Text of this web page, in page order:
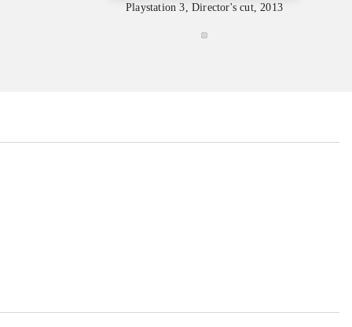
Playstation 3, Director's cut, 2013